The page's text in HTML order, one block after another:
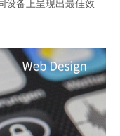
设备上呈现出最佳效